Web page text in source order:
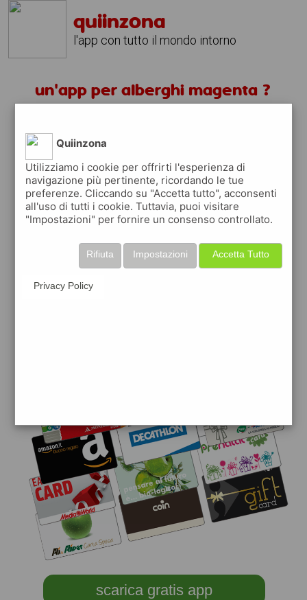
quiinzona
l'app con tutto il mondo intorno
un'app per alberghi magenta ?
quiinzona è una app
gratuita
che ti aiuta se cerchi 'un'app per alberghi
magenta ? ' e che ti premia ogni volta che
la usi
raccogli punti da convertire inbuoni sconto
o gift card
per fare la spesa, fare
scarica gratis app
Quiinzona
Utilizziamo i cookie per offrirti l'esperienza di
navigazione più pertinente, ricordando le tue
preferenze. Cliccando su "Accetta tutto", acconsenti
all'uso di tutti i cookie. Tuttavia, puoi visitare
"Impostazioni" per fornire un consenso controllato.
Accetta Tutto
Impostazioni
Rifiuta
Privacy Policy